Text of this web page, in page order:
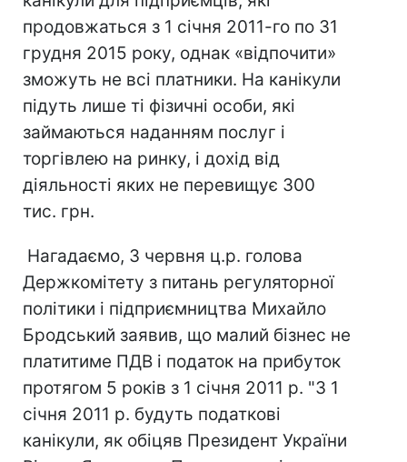
продовжаться з 1 січня 2011-го по 31
грудня 2015 року, однак «відпочити»
зможуть не всі платники. На канікули
підуть лише ті фізичні особи, які
займаються наданням послуг і
торгівлею на ринку, і дохід від
діяльності яких не перевищує 300
тис. грн.
Нагадаємо, 3 червня ц.р. голова
Держкомітету з питань регуляторної
політики і підприємництва Михайло
Бродський заявив, що малий бізнес не
платитиме ПДВ і податок на прибуток
протягом 5 років з 1 січня 2011 р. "З 1
січня 2011 р. будуть податкові
канікули, як обіцяв Президент України